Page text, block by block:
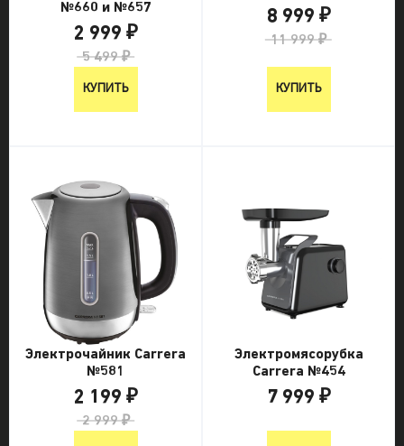
№660 и №657
2 999 ₽
5 499 ₽
КУПИТЬ
8 999 ₽
11 999 ₽
КУПИТЬ
Электрочайник Carrera
№581
2 199 ₽
2 999 ₽
Электромясорубка
Carrera №454
7 999 ₽